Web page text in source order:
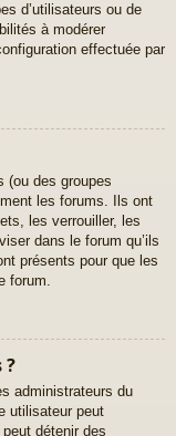
d’utilisateurs ou de
à modérer
effectuée par
(ou des groupes
les forums. Ils ont
les verrouiller, les
dans le forum qu’ils
présents pour que les
forum.
?
administrateurs du
utilisateur peut
détenir des